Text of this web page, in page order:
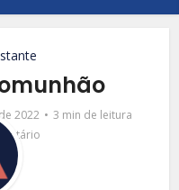
2022
3 min de leitura